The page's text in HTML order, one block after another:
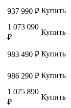
937 990 ₽ Купить
1 073 090
₽
Купить
983 490 ₽ Купить
986 290 ₽ Купить
1 075 890
₽
Купить